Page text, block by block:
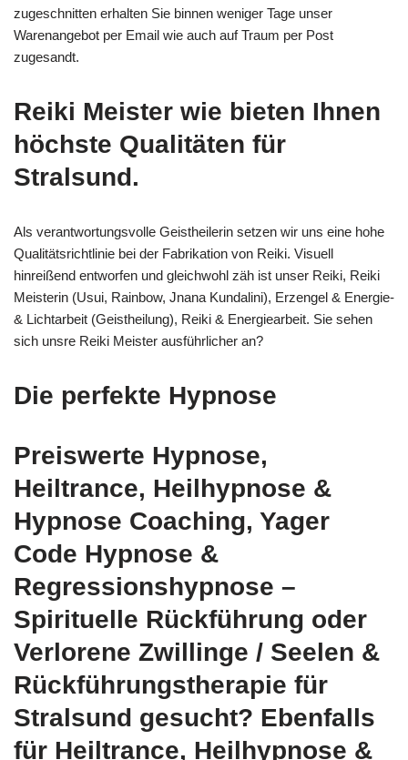
zugeschnitten erhalten Sie binnen weniger Tage unser
Warenangebot per Email wie auch auf Traum per Post
zugesandt.
Reiki Meister wie bieten Ihnen
höchste Qualitäten für
Stralsund.
Als verantwortungsvolle Geistheilerin setzen wir uns eine hohe
Qualitätsrichtlinie bei der Fabrikation von Reiki. Visuell
hinreißend entworfen und gleichwohl zäh ist unser Reiki, Reiki
Meisterin (Usui, Rainbow, Jnana Kundalini), Erzengel & Energie-
& Lichtarbeit (Geistheilung), Reiki & Energiearbeit. Sie sehen
sich unsre Reiki Meister ausführlicher an?
Die perfekte Hypnose
Preiswerte Hypnose,
Heiltrance, Heilhypnose &
Hypnose Coaching, Yager
Code Hypnose &
Regressionshypnose –
Spirituelle Rückführung oder
Verlorene Zwillinge / Seelen &
Rückführungstherapie für
Stralsund gesucht? Ebenfalls
für Heiltrance, Heilhypnose &